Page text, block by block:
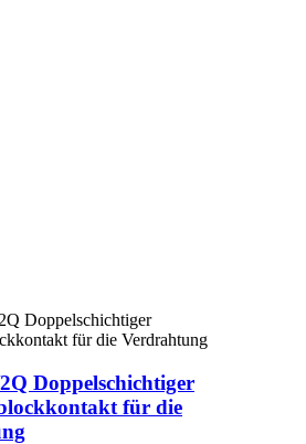
Doppelschichtiger
für die